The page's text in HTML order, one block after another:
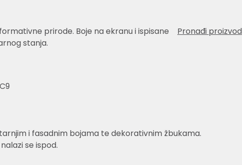
prirode. Boje na ekranu i ispisane
stanja.
Pronađi proizvod
i fasadnim bojama te dekorativnim žbukama.
se ispod.